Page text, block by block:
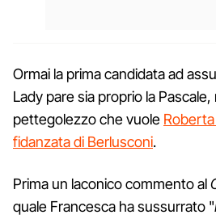
Ormai la prima candidata ad
Lady pare sia proprio la
pettegolezzo che vuole
fidanzata di Berlusconi.
Prima un laconico commento al
quale Francesca ha sussurrato "